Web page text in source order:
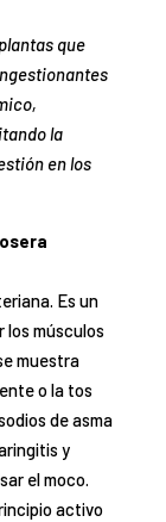
que
la
en los
Es un
músculos
muestra
o la tos
de asma
y
el moco.
activo